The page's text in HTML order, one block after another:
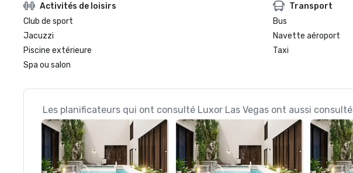
Activités de loisirs
Club de sport
Jacuzzi
Piscine extérieure
Spa ou salon
Transport
Bus
Navette aéroport
Taxi
Les planificateurs qui ont consulté Luxor Las Vegas ont aussi consulté